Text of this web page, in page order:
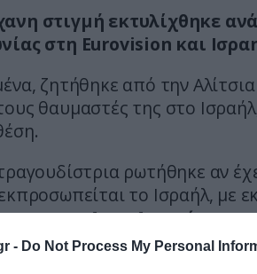
- Do Not Process My Personal
στιγμή εκτυλίχθηκε
στη Eurovision και
ζητήθηκε από την
θαυμαστές της στο
ρωτήθηκε αν
το Ισραήλ, με
αν… Αν…. Αν το έχω
Τον εκπρόσωπο του